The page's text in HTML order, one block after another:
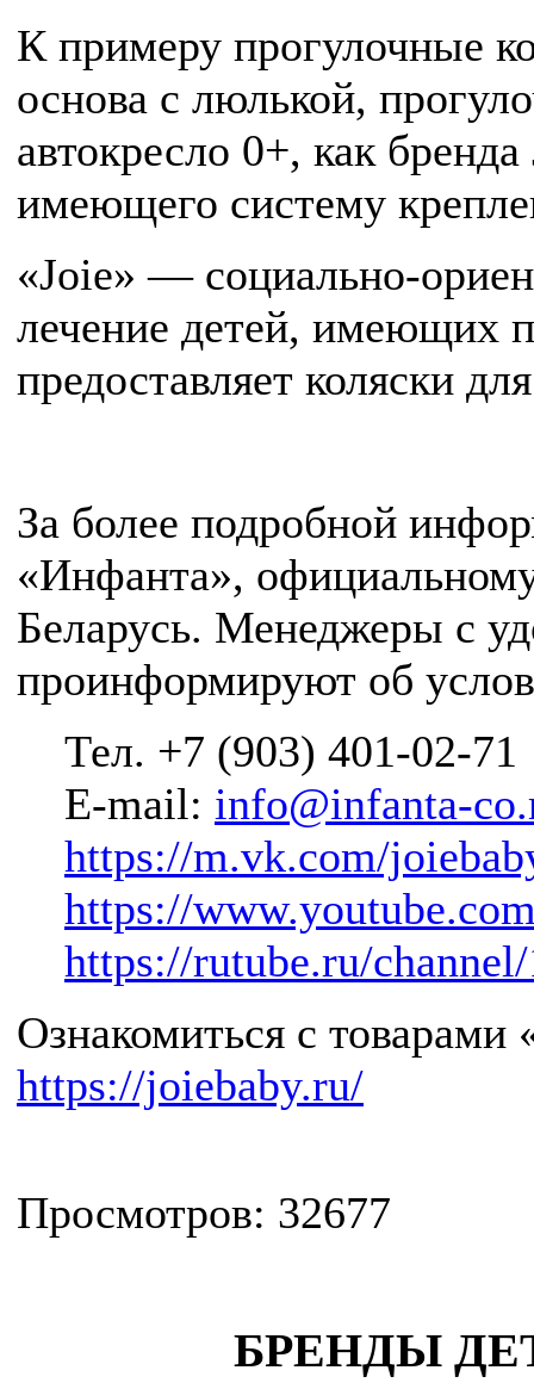
К примеру прогулочные
основа с люлькой,
автокресло 0+, как
имеющего систему
«Joie» — социально-
лечение детей, имеющих
предоставляет коляски
За более подробной
«Инфанта»,
Беларусь. Менеджеры с
проинформируют об
Тел. +7 (903) 401-02-71
E-mail: info@infanta-
https://m.vk.com/
https://
https://rutube.ru/
Ознакомиться с
https://joiebaby.ru/
Просмотров: 32677
БРЕНДЫ